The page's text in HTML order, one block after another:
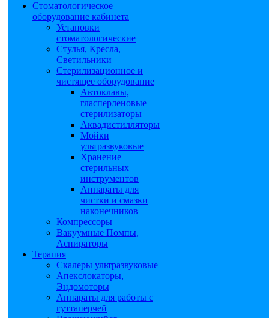
Стоматологическое
оборудование кабинета
Установки
стоматологические
Стулья, Кресла,
Светильники
Стерилизационное и
чистящее оборудование
Автоклавы,
гласперленовые
стерилизаторы
Аквадистилляторы
Мойки
ультразвуковые
Хранение
стерильных
инструментов
Аппараты для
чистки и смазки
наконечников
Компрессоры
Вакуумные Помпы,
Аспираторы
Терапия
Скалеры ультразвуковые
Апекслокаторы,
Эндомоторы
Аппараты для работы с
гуттаперчей